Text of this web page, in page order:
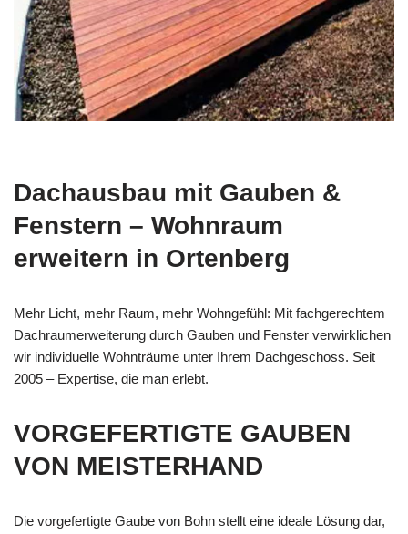
Dachausbau mit Gauben &
Fenstern – Wohnraum
erweitern in Ortenberg
Mehr Licht, mehr Raum, mehr Wohngefühl: Mit fachgerechtem
Dachraumerweiterung durch Gauben und Fenster verwirklichen
wir individuelle Wohnträume unter Ihrem Dachgeschoss. Seit
2005 – Expertise, die man erlebt.
VORGEFERTIGTE GAUBEN
VON MEISTERHAND
Die vorgefertigte Gaube von Bohn stellt eine ideale Lösung dar,